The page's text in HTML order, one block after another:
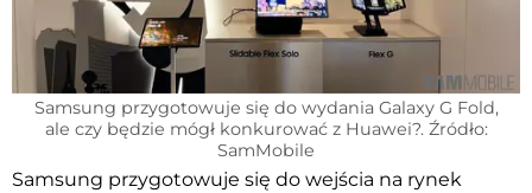
Samsung przygotowuje się do wydania Galaxy G Fold,
ale czy będzie mógł konkurować z Huawei?. Źródło:
SamMobile
Samsung przygotowuje się do wejścia na rynek